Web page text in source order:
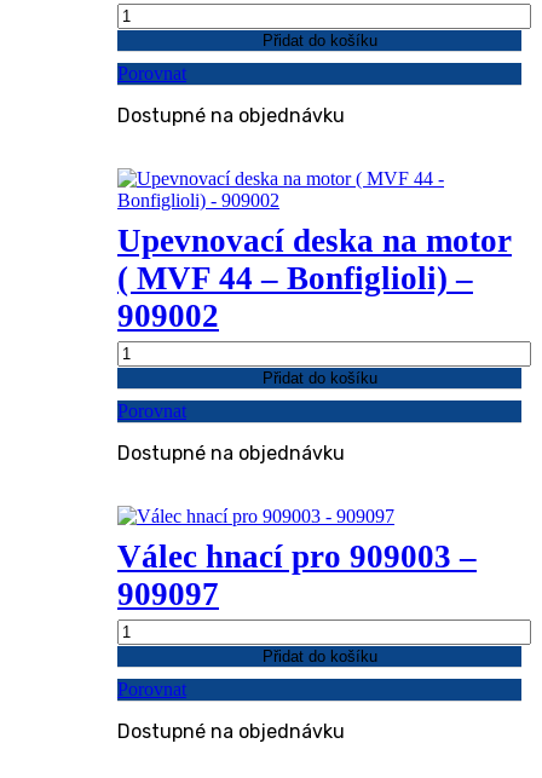
Válec
d=96
-
909095
Přidat do košíku
Porovnat
Dostupné na objednávku
Upevnovací deska na motor
( MVF 44 – Bonfiglioli) –
909002
Upevnovací
deska
na
motor
MVF
-
Bonfiglioli)
-
909002
množství
Přidat do košíku
Porovnat
Dostupné na objednávku
Válec hnací pro 909003 –
909097
Válec
hnací
pro
909003
909097
Přidat do košíku
Porovnat
Dostupné na objednávku